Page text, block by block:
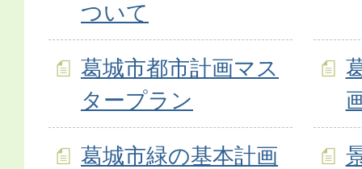
ついて
葛城市都市計画マス
タープラン
葛城市緑の基本計画